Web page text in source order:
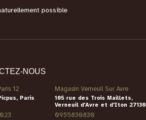
possible
NOUS
12
Paris
Magasin Verneuil Sur Avre
105 rue des Trois Maillets,
Verneuil d'Avre et d'Iton 27130
0955830830